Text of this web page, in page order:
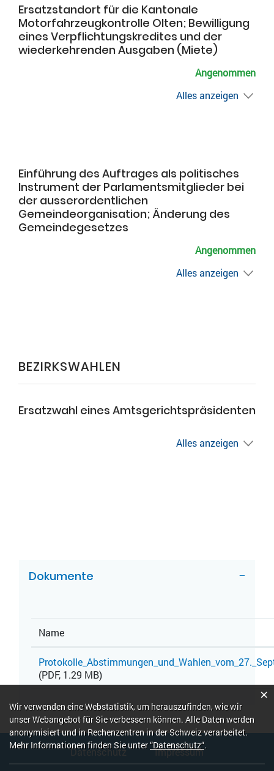
Ersatzstandort für die Kantonale
Motorfahrzeugkontrolle Olten; Bewilligung
eines Verpflichtungskredites und der
wiederkehrenden Ausgaben (Miete)
Angenommen
Alles anzeigen
Einführung des Auftrages als politisches
Instrument der Parlamentsmitglieder bei
der ausserordentlichen
Gemeindeorganisation; Änderung des
Gemeindegesetzes
Angenommen
Alles anzeigen
BEZIRKSWAHLEN
Ersatzwahl eines Amtsgerichtspräsidenten
Alles anzeigen
Dokumente
Name
(PDF, 1.29 MB)
FusszeileDatenschutz Impressum
Webstatistik
Wir verwenden eine Webstatistik, um herauszufinden, wie wir
unser Webangebot für Sie verbessern können. Alle Daten werden
anonymisiert und in Rechenzentren in der Schweiz verarbeitet.
Mehr Informationen finden Sie unter“Datenschutz“.
×